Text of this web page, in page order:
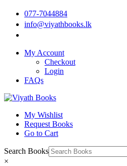
077-7044884
info@viyathbooks.lk
My Account
Checkout
Login
FAQs
My Wishlist
Request Books
Go to Cart
Search Books
×